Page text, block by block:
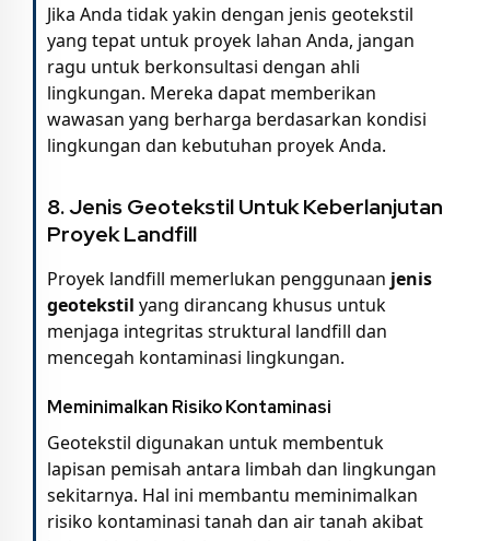
Jika Anda tidak yakin dengan jenis geotekstil
yang tepat untuk proyek lahan Anda, jangan
ragu untuk berkonsultasi dengan ahli
lingkungan. Mereka dapat memberikan
wawasan yang berharga berdasarkan kondisi
lingkungan dan kebutuhan proyek Anda.
8.Jenis Geotekstil Untuk Keberlanjutan
Proyek Landfill
Proyek landfill memerlukan penggunaan jenis
geotekstil yang dirancang khusus untuk
menjaga integritas struktural landfill dan
mencegah kontaminasi lingkungan.
Meminimalkan Risiko Kontaminasi
Geotekstil digunakan untuk membentuk
lapisan pemisah antara limbah dan lingkungan
sekitarnya. Hal ini membantu meminimalkan
risiko kontaminasi tanah dan air tanah akibat